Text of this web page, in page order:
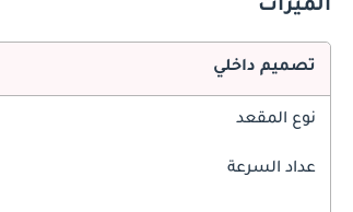
الميزات
تصميم داخلي
نوع المقعد
عداد السرعة